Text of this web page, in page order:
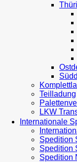
Teilladung
LKW
Internationale
Spedition
Spedition
Spedition